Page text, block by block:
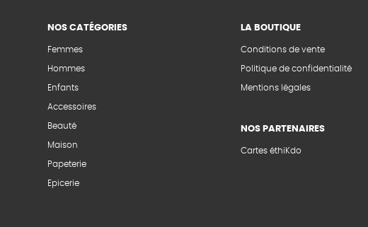
NOS CATÉGORIES
Femmes
Hommes
Enfants
Accessoires
Beauté
Maison
Papeterie
Epicerie
LA BOUTIQUE
Conditions de vente
Politique de confidentialité
Mentions légales
NOS PARTENAIRES
Cartes éthiKdo